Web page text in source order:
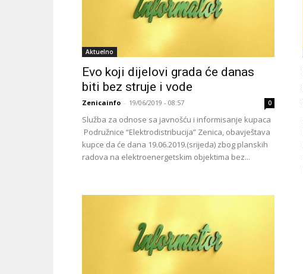
Aktuelno
Evo koji dijelovi grada će danas
biti bez struje i vode
Zenicainfo - 19/06/2019 - 08:57 0
Služba za odnose sa javnošću i informisanje kupaca
Podružnice “Elektrodistribucija” Zenica, obavještava
kupce da će dana 19.06.2019.(srijeda) zbog planskih
radova na elektroenergetskim objektima bez...